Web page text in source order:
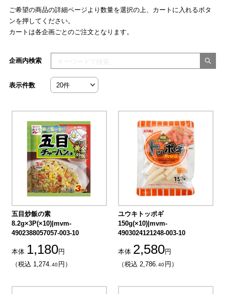
ご希望の商品の詳細ページより数量を選択の上、カートに入れるボタ
ンを押してください。
カートは各企画ごとのご注文となります。
検索キーワードを入力してください
企画内検索
表示件数
五目炒飯の素
8.2g×3P(×10)|mvm-
4902388057057-003-10
本体 1,180円
（税込 1,274.40 円）
ユウキトッポギ
150g(×10)|mvm-
4903024121248-003-10
本体 2,580円
（税込 2,786.40 円）